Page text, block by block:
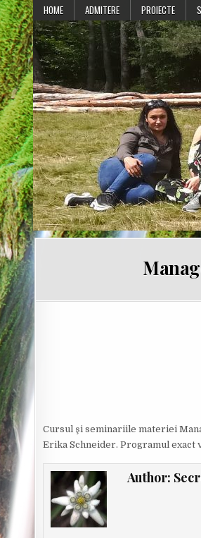
Skip
to
content
HOME ADMITERE PROIECTE
Cursul şi seminariile materiei
Erika Schneider. Programul exact
Author: